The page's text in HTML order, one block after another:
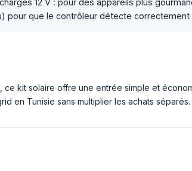
pour que le contrôleur détecte
kit solaire offre une entrée simple et
en Tunisie sans multiplier les achats séparés.